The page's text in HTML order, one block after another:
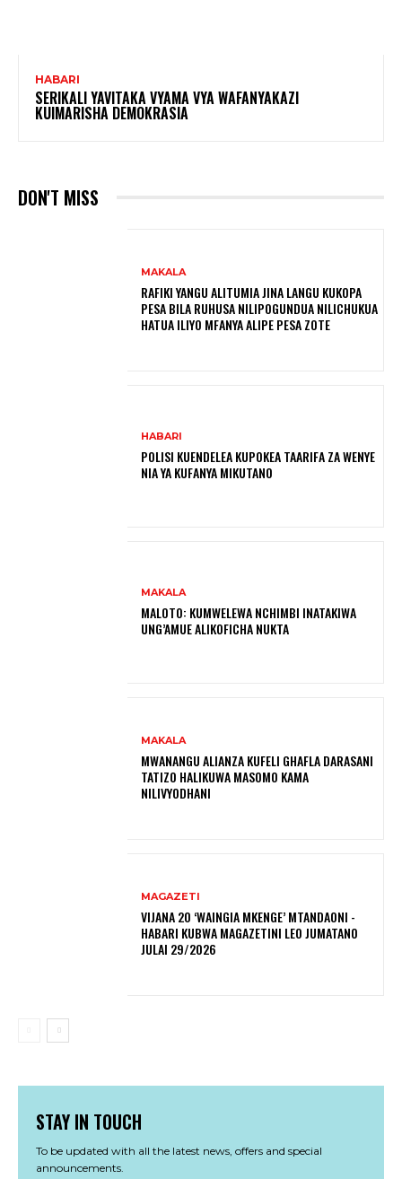
HABARI
SERIKALI YAVITAKA VYAMA VYA WAFANYAKAZI
KUIMARISHA DEMOKRASIA
DON'T MISS
MAKALA
RAFIKI YANGU ALITUMIA JINA LANGU KUKOPA
PESA BILA RUHUSA NILIPOGUNDUA NILICHUKUA
HATUA ILIYO MFANYA ALIPE PESA ZOTE
HABARI
POLISI KUENDELEA KUPOKEA TAARIFA ZA WENYE
NIA YA KUFANYA MIKUTANO
MAKALA
MALOTO: KUMWELEWA NCHIMBI INATAKIWA
UNG’AMUE ALIKOFICHA NUKTA
MAKALA
MWANANGU ALIANZA KUFELI GHAFLA DARASANI
TATIZO HALIKUWA MASOMO KAMA
NILIVYODHANI
MAGAZETI
VIJANA 20 ‘WAINGIA MKENGE’ MTANDAONI -
HABARI KUBWA MAGAZETINI LEO JUMATANO
JULAI 29/2026
STAY IN TOUCH
To be updated with all the latest news, offers and special
announcements.